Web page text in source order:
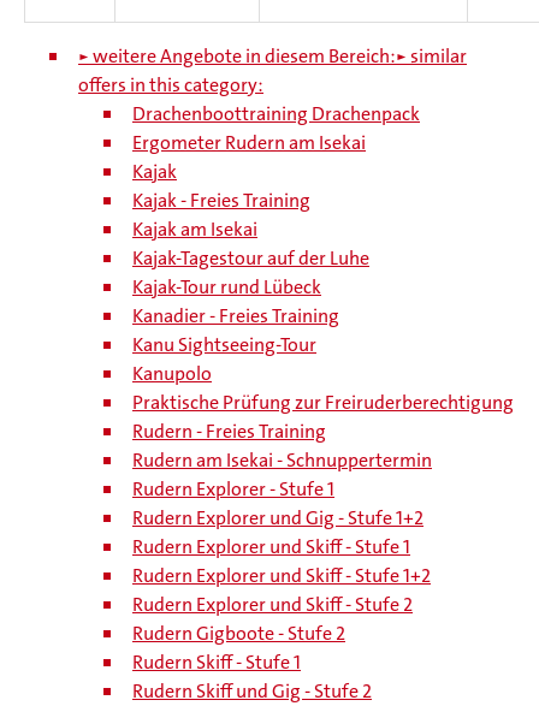
► weitere Angebote in diesem Bereich:► similar
offers in this category:
Drachenboottraining Drachenpack
Ergometer Rudern am Isekai
Kajak
Kajak - Freies Training
Kajak am Isekai
Kajak-Tagestour auf der Luhe
Kajak-Tour rund Lübeck
Kanadier - Freies Training
Kanu Sightseeing-Tour
Kanupolo
Praktische Prüfung zur Freiruderberechtigung
Rudern - Freies Training
Rudern am Isekai - Schnuppertermin
Rudern Explorer - Stufe 1
Rudern Explorer und Gig - Stufe 1+2
Rudern Explorer und Skiff - Stufe 1
Rudern Explorer und Skiff - Stufe 1+2
Rudern Explorer und Skiff - Stufe 2
Rudern Gigboote - Stufe 2
Rudern Skiff - Stufe 1
Rudern Skiff und Gig - Stufe 2